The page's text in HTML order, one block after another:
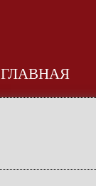
ГЛАВНАЯ